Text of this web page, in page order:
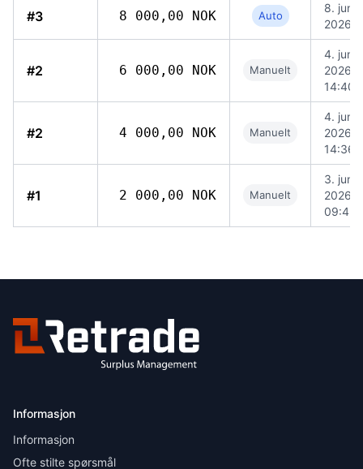
#3 8 000,00 NOK Auto
8. juni
2026,
#2 6 000,00 NOK Manuelt
4. juni
2026,
14:40
#2 4 000,00 NOK Manuelt
4. juni
2026,
14:36
#1 2 000,00 NOK Manuelt
3. juni
2026,
09:45
Informasjon
Informasjon
Ofte stilte spørsmål